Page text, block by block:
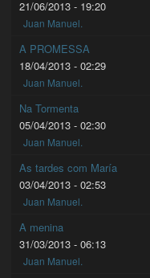
21/06/2013 - 19:20
Juan Manuel.
A PROMESSA
18/04/2013 - 02:29
Juan Manuel.
Na Tormenta
05/04/2013 - 02:30
Juan Manuel.
As tardes com María
03/04/2013 - 02:53
Juan Manuel.
A menina
31/03/2013 - 06:13
Juan Manuel.